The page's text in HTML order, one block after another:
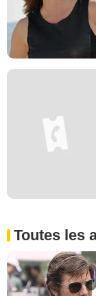
Toutes les